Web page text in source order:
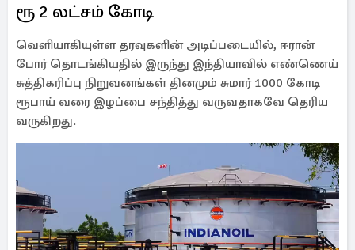
ரூ 2 லட்சம் கோடி
வெளியாகியுள்ள தரவுகளின் அடிப்படையில், ஈரான்
போர் தொடங்கியதில் இருந்து இந்தியாவில் எண்ணெய்
சுத்திகரிப்பு நிறுவனங்கள் தினமும் சுமார் 1000 கோடி
ரூபாய் வரை இழப்பை சந்தித்து வருவதாகவே தெரிய
வருகிறது.